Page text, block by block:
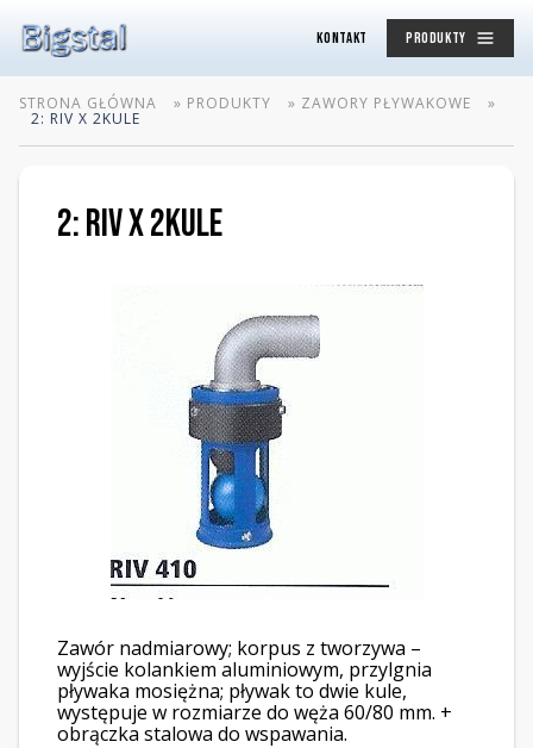
KONTAKT PRODUKTY
STRONA GŁÓWNA » PRODUKTY » ZAWORY PŁYWAKOWE »
2: RIV X 2KULE
2: RIV x 2kule
Zawór nadmiarowy; korpus z tworzywa –
wyjście kolankiem aluminiowym, przylgnia
pływaka mosiężna; pływak to dwie kule,
występuje w rozmiarze do węża 60/80 mm. +
obrączka stalowa do wspawania.